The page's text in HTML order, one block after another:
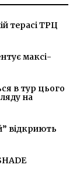
терасі ТРЦ
максі-
в тур цього
на
відкриють